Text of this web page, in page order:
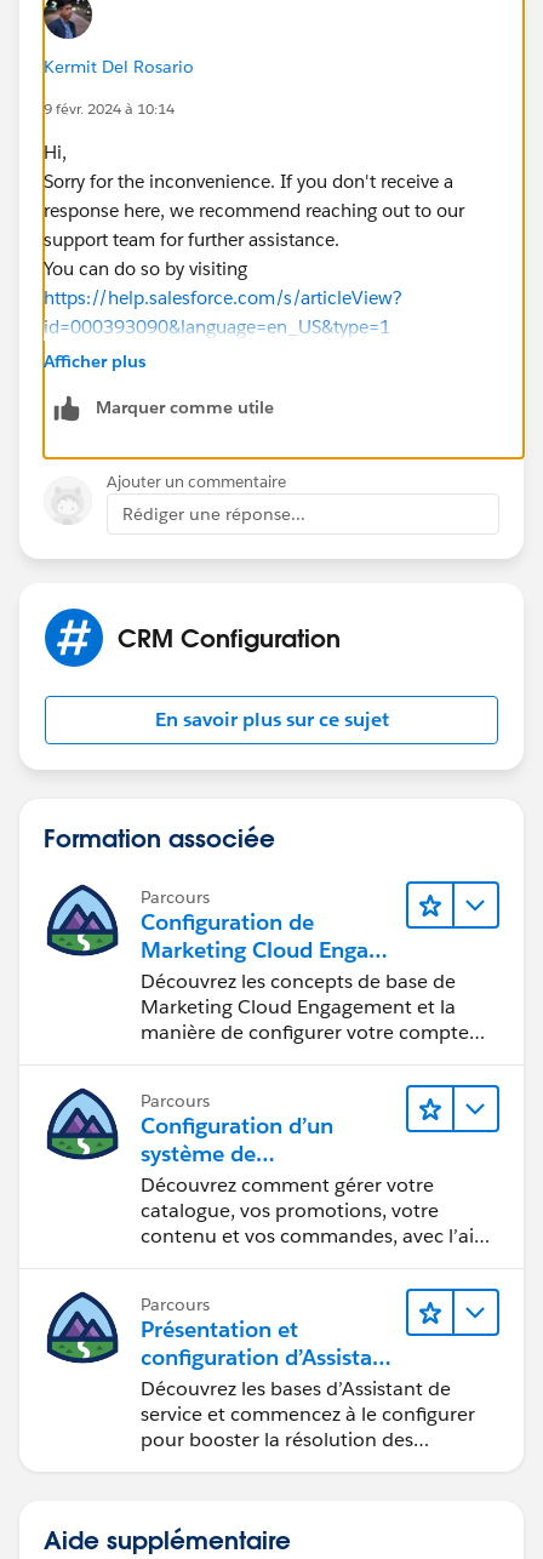
Kermit Del Rosario
9 févr. 2024 à 10:14
Hi,
Sorry for the inconvenience. If you don't receive a
response here, we recommend reaching out to our
support team for further assistance.
You can do so by visiting
https://help.salesforce.com/s/articleView?
id=000393090&language=en_US&type=1
Afficher plus
Marquer comme utile
Ajouter un commentaire
Rédiger une réponse...
CRM Configuration
En savoir plus sur ce sujet
Formation associée
Parcours
Configuration de
Marketing Cloud Engage
ment
Découvrez les concepts de base de
Marketing Cloud Engagement et la
manière de configurer votre compte
Parcours
Configuration d’un
système de
commercialisation pour
votre vitrine
Découvrez comment gérer votre
catalogue, vos promotions, votre
contenu et vos commandes, avec l’aide
Parcours
Présentation et
configuration d’Assistant
de service Agentforce
Découvrez les bases d’Assistant de
service et commencez à le configurer
pour booster la résolution des
Aide supplémentaire